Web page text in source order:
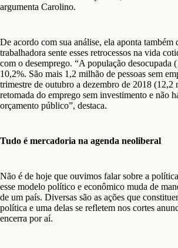
argumenta Carolino.
De acordo com sua análise, ela aponta também
trabalhadora sente esses retrocessos na vida
com o desemprego. “A população desocupada
10,2%. São mais 1,2 milhão de pessoas sem
trimestre de outubro a dezembro de 2018 (12,2
retomada do emprego sem investimento e não
orçamento público”, destaca.
Tudo é mercadoria na agenda neoliberal
Não é de hoje que ouvimos falar sobre a
esse modelo político e econômico muda de
de um país. Diversas são as ações que
política e uma delas se refletem nos cortes
encerra por aí.